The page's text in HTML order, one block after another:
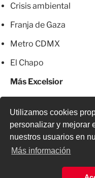
Utilizamos cookies
personalizar y mejorar
nuestros usuarios en
Más información
Crisis ambiental
Franja de Gaza
Metro CDMX
El Chapo
Más Excelsior
© 2026 Todos los derechos
o parcial,